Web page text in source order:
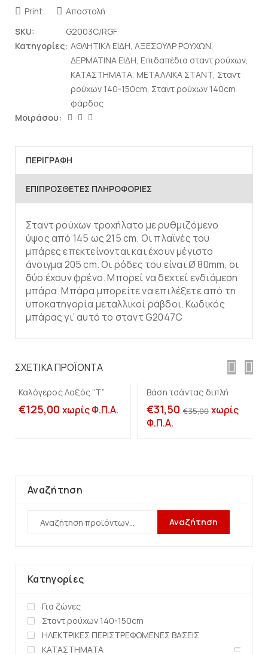
Print
Αποστολή
SKU:
G2003C/RGF
Κατηγορίες: ΑΘΛΗΤΙΚΑ ΕΙΔΗ, ΑΞΕΣΟΥΑΡ ΡΟΥΧΩΝ,
ΔΕΡΜΑΤΙΝΑ ΕΙΔΗ, Επιδαπέδια σταντ ρούχων,
ΚΑΤΑΣΤΗΜΑΤΑ, ΜΕΤΑΛΛΙΚΑ ΣΤΑΝΤ, Σταντ
ρούχων 140-150cm, Σταντ ρούχων 140cm
φάρδος
Μοιράσου:
ΠΕΡΙΓΡΑΦΉ
ΕΠΙΠΡΌΣΘΕΤΕΣ ΠΛΗΡΟΦΟΡΊΕΣ
Σταντ ρούχων τροχήλατο με ρυθμιζόμενο
ύψος από 145 ως 215 cm. Οι πλαϊνές του
μπάρες επεκτείνονται και έχουν μέγιστο
άνοιγμα 205 cm. Οι ρόδες του είναι Ø 80mm, οι
δύο έχουν φρένο. Μπορεί να δεχτεί ενδιάμεση
μπάρα. Μπάρα μπορείτε να επιλέξετε από τη
υποκατηγορία μεταλλικοί ράβδοι. Κωδικός
μπάρας γι’ αυτό το σταντ G2047C
ΣΧΕΤΙΚΆ ΠΡΟΪΌΝΤΑ
καλάθι
Καλόγερος Λοξός “Τ”
€125,00 χωρίς Φ.Π.Α.
Βάση τσάντας διπλή
€35,00
€31,50
χωρίς
Φ.Π.Α.
Αναζήτηση
Αναζήτηση
Κατηγορίες
Για ζώνες
Σταντ ρούχων 140-150cm
ΗΛΕΚΤΡΙΚΕΣ ΠΕΡΙΣΤΡΕΦΟΜΕΝΕΣ ΒΑΣΕΙΣ
ΚΑΤΑΣΤΗΜΑΤΑ